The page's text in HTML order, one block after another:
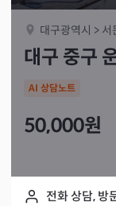
대구광역시 >
대구 중구
AI 상담노트
50,000원
전화 상담, 방